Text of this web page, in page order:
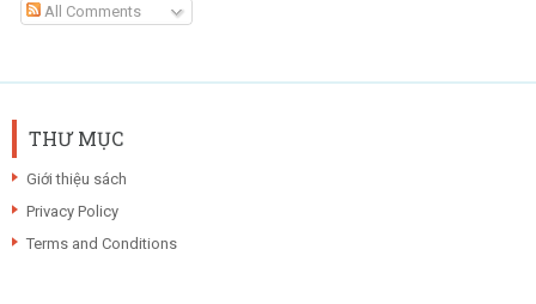
All Comments
THƯ MỤC
Giới thiệu sách
Privacy Policy
Terms and Conditions